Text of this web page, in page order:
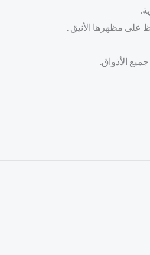
على مظهرها الأنيق .
الأذواق.